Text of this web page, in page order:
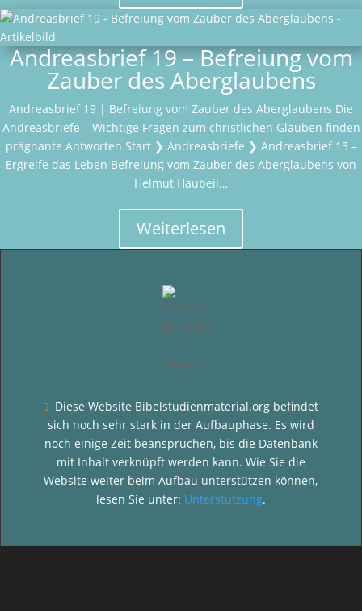
Andreasbrief 19 – Befreiung vom
Zauber des Aberglaubens
Andreasbrief 19 | Befreiung vom Zauber des Aberglaubens Die
Andreasbriefe – Wichtige Fragen zum christlichen Glauben finden
prägnante Antworten Start ❯ Andreasbriefe ❯ Andreasbrief 13 –
Ergreife das Leben Befreiung vom Zauber des Aberglaubens von
Helmut Haubeil…
Weiterlesen

Diese Website Bibelstudienmaterial.org befindet
sich noch sehr stark in der Aufbauphase. Es wird
noch einige Zeit beanspruchen, bis die Datenbank
mit Inhalt verknüpft werden kann. Wie Sie die
Website weiter beim Aufbau unterstützen können,
lesen Sie unter: Unterstützung.